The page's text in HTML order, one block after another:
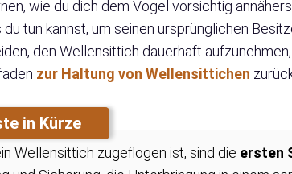
wie du dich dem Vogel vorsichtig
tun kannst, um seinen ursprünglichen
den Wellensittich dauerhaft
zur Haltung von Wellensittichen
in Kürze
Wellensittich zugeflogen ist, sind die ersten